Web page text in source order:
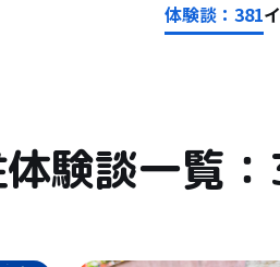
体験談：381
験談一覧